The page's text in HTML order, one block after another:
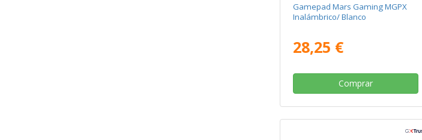
Gamepad Mars Gaming MGPX
Inalámbrico/ Blanco
28,25 €
Comprar